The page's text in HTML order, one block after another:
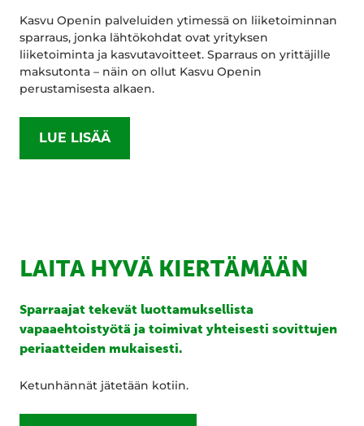
Kasvu Openin palveluiden ytimessä on liiketoiminnan
sparraus, jonka lähtökohdat ovat yrityksen
liiketoiminta ja kasvutavoitteet. Sparraus on yrittäjille
maksutonta – näin on ollut Kasvu Openin
perustamisesta alkaen.
LUE LISÄÄ
LAITA HYVÄ KIERTÄMÄÄN
Sparraajat tekevät luottamuksellista
vapaaehtoistyötä ja toimivat yhteisesti sovittujen
periaatteiden mukaisesti.
Ketunhännät jätetään kotiin.